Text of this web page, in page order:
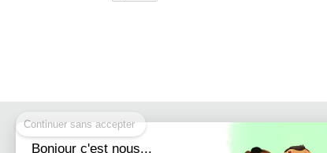
Continuer sans accepter
Bonjour c'est nous...